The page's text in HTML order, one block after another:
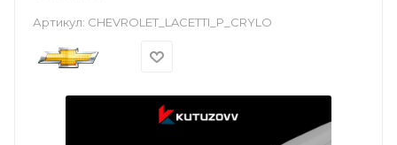
Артикул: CHEVROLET_LACETTI_P_CRYLO